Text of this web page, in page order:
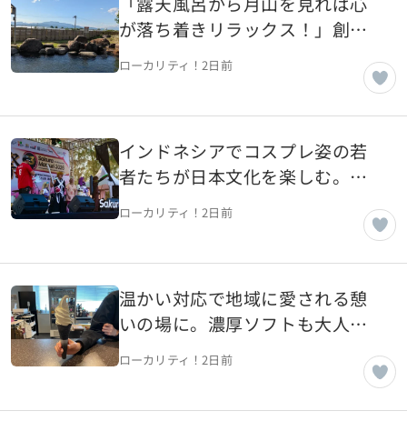
が落ち着きリラックス！」創業
25年、市民人気の温泉施設【山
ローカリティ！2日前
インドネシアでコスプレ姿の若
者たちが日本文化を楽しむ。チ
カラン「さくら祭り」【インド
ローカリティ！2日前
温かい対応で地域に愛される憩
いの場に。濃厚ソフトも大人気
EKI TERRACE NANYO【山形県南
ローカリティ！2日前